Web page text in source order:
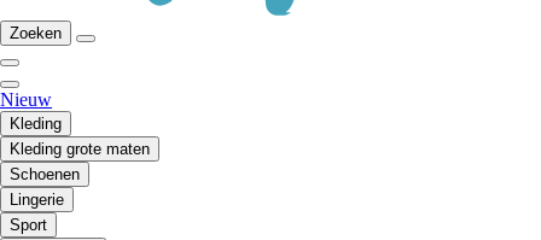
Zoeken
Nieuw
Kleding
Kleding grote maten
Schoenen
Lingerie
Sport